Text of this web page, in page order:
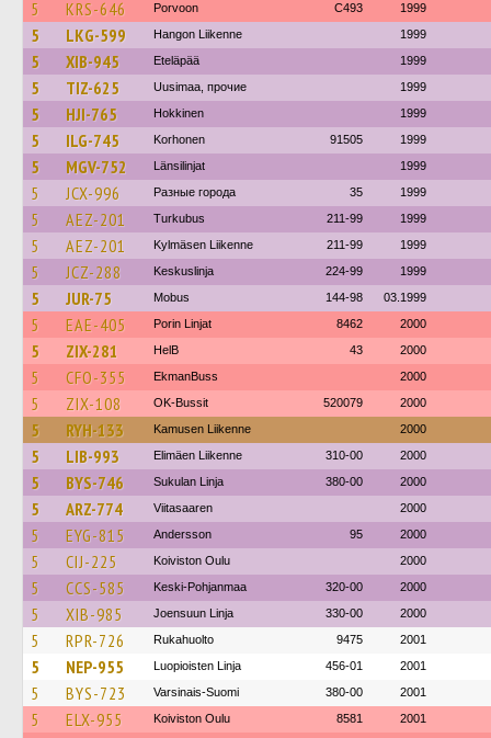
5 KRS-646 Porvoon C493 1999
5 LKG-599 Hangon Liikenne 1999
5 XIB-945 Eteläpää 1999
5 TIZ-625 Uusimaa, прочие 1999
5 HJI-765 Hokkinen 1999
5 ILG-745 Korhonen 91505 1999
5 MGV-752 Länsilinjat 1999
5 JCX-996 Разные города 35 1999
5 AEZ-201 Turkubus 211-99 1999
5 AEZ-201 Kylmäsen Liikenne 211-99 1999
5 JCZ-288 Keskuslinja 224-99 1999
5 JUR-75 Mobus 144-98 03.1999
5 EAE-405 Porin Linjat 8462 2000
5 ZIX-281 HelB 43 2000
5 CFO-355 EkmanBuss 2000
5 ZIX-108 OK-Bussit 520079 2000
5 RYH-133 Kamusen Liikenne 2000
5 LIB-993 Elimäen Liikenne 310-00 2000
5 BYS-746 Sukulan Linja 380-00 2000
5 ARZ-774 Viitasaaren 2000
5 EYG-815 Andersson 95 2000
5 CIJ-225 Koiviston Oulu 2000
5 CCS-585 Keski-Pohjanmaa 320-00 2000
5 XIB-985 Joensuun Linja 330-00 2000
5 RPR-726 Rukahuolto 9475 2001
5 NEP-955 Luopioisten Linja 456-01 2001
5 BYS-723 Varsinais-Suomi 380-00 2001
5 ELX-955 Koiviston Oulu 8581 2001